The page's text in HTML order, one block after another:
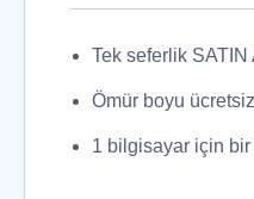
Tek seferlik SATIN
Ömür boyu
1 bilgisayar için bir